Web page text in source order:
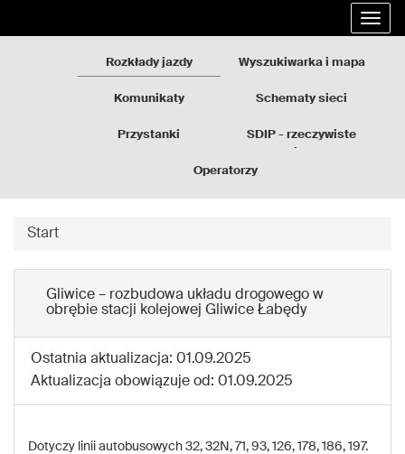
Rozkłady jazdy Wyszukiwarka i mapa
Komunikaty Schematy sieci
Przystanki
SDIP - rzeczywiste
Operatorzy
Start
Gliwice – rozbudowa układu drogowego w
obrębie stacji kolejowej Gliwice Łabędy
Ostatnia aktualizacja: 01.09.2025
Aktualizacja obowiązuje od: 01.09.2025
Dotyczy linii autobusowych 32, 32N, 71, 93, 126, 178, 186, 197.